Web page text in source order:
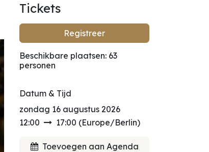
Tickets
Registreer
Beschikbare plaatsen: 63
personen
Datum & Tijd
zondag 16 augustus 2026
12:00
17:00 (Europe/Berlin)
Toevoegen aan Agenda